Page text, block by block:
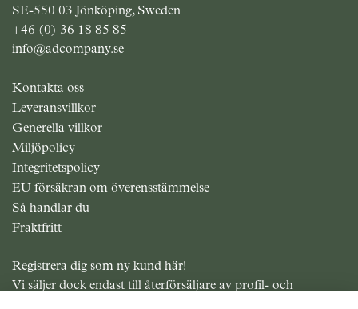
SE-550 03 Jönköping, Sweden
+46 (0) 36 18 85 85
info@adcompany.se
Kontakta oss
Leveransvillkor
Generella villkor
Miljöpolicy
Integritetspolicy
EU försäkran om överensstämmelse
Så handlar du
Fraktfritt
Registrera dig som ny kund här!
Vi säljer dock endast till återförsäljare av profil- och